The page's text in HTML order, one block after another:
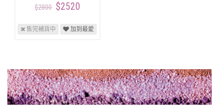
$2800 $2520
售完補貨中 加到最愛